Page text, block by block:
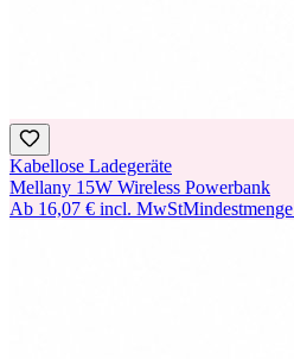
Kabellose Ladegeräte
Mellany 15W Wireless Powerbank
Ab 16,07 € incl. MwStMindestmenge